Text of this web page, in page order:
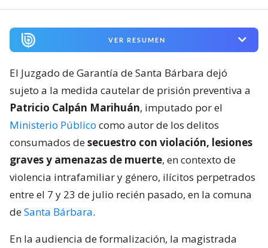
VER RESUMEN
El Juzgado de Garantía de Santa Bárbara dejó
sujeto a la medida cautelar de prisión preventiva a
Patricio Calpán Marihuán, imputado por el
Ministerio Público como autor de los delitos
consumados desecuestro con violación, lesiones
graves y amenazas de muerte, en contexto de
violencia intrafamiliar y género, ilícitos perpetrados
entre el 7 y 23 de julio recién pasado, en la comuna
deSanta Bárbara.
En la audiencia de formalización, la magistrada